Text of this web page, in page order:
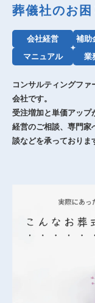
葬儀社のお
会社経営 補助
マニュアル
業
コンサルティングフ
会社です。
受注増加と単価アップ
経営のご相談、専門家
談などを承っておりま